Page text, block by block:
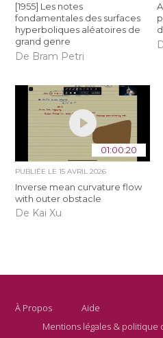
[1955] Les notes
fondamentales des surfaces
hyperboliques aléatoires de
grand genre
De Bram Petri
01:00:20
PUBLIÉE LE15 AVRIL 2026
Inverse mean curvature flow
with outer obstacle
De Kai Xu
À Propos
Aide
Mentions légales & politique